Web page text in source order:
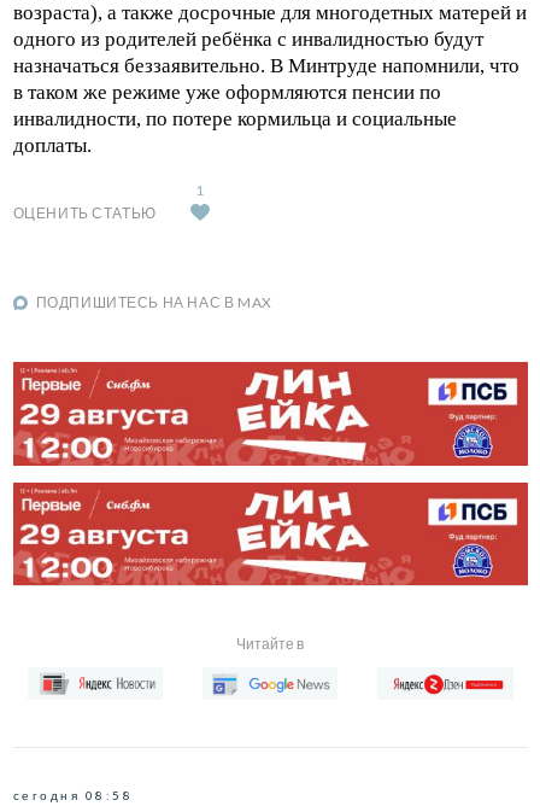
возраста), а также досрочные для многодетных матерей и
одного из родителей ребёнка с инвалидностью будут
назначаться беззаявительно. В Минтруде напомнили, что
в таком же режиме уже оформляются пенсии по
инвалидности, по потере кормильца и социальные
доплаты.
ОЦЕНИТЬ СТАТЬЮ
1
ПОДПИШИТЕСЬ НА НАС В MAX
Читайте в
сегодня 08:58